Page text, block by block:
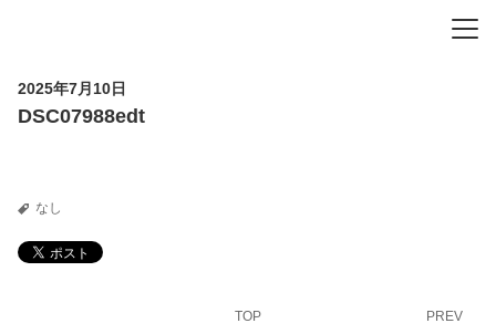
2025年7月10日
DSC07988edt
なし
TOP PREV